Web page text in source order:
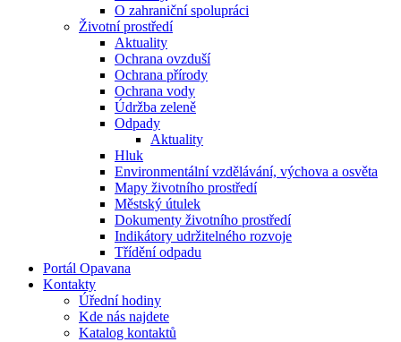
O zahraniční spolupráci
Životní prostředí
Aktuality
Ochrana ovzduší
Ochrana přírody
Ochrana vody
Údržba zeleně
Odpady
Aktuality
Hluk
Environmentální vzdělávání, výchova a osvěta
Mapy životního prostředí
Městský útulek
Dokumenty životního prostředí
Indikátory udržitelného rozvoje
Třídění odpadu
Portál Opavana
Kontakty
Úřední hodiny
Kde nás najdete
Katalog kontaktů